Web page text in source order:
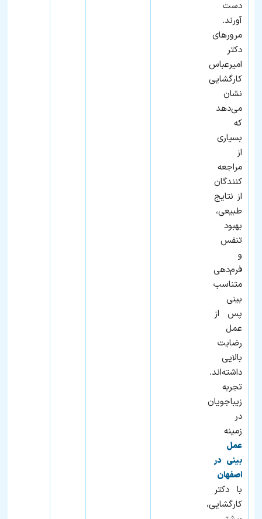
دست
آورند.
مرورهای
دکتر
امیرعباس
کارگشایی
نشان
می‌دهد
که
بسیاری
از
مراجعه‌
کنندگان
از نتایج
طبیعی،
بهبود
تنفس
و
فرم‌دهی
متناسب
بینی
پس از
عمل
رضایت
بالایی
داشته‌اند.
تجربه
زیباجویان
در
زمینه
عمل
بینی در
اصفهان
با دکتر
کارگشایی،